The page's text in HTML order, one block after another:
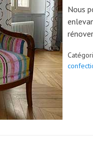
Nous